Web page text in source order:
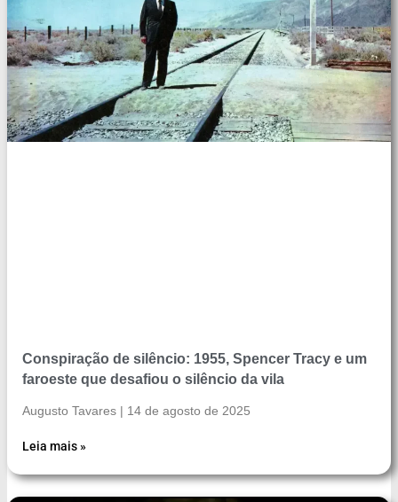
Conspiração de silêncio: 1955, Spencer Tracy e um
faroeste que desafiou o silêncio da vila
Augusto Tavares 14 de agosto de 2025
Leia mais »